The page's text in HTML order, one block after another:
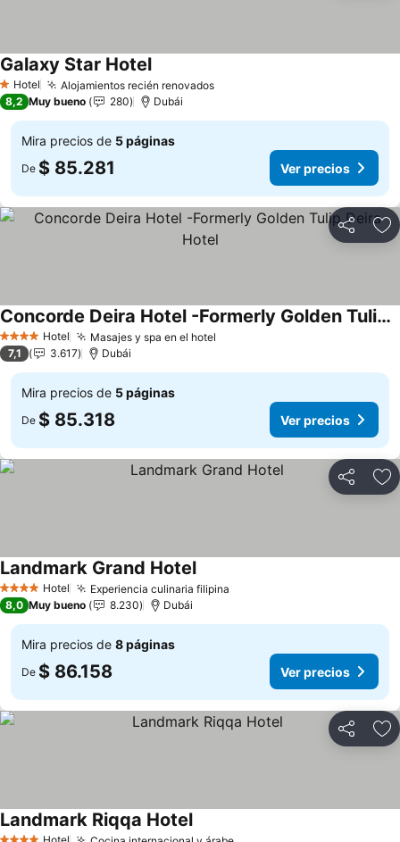
1 Estrellas
Hotel Alojamientos recién renovadosVer precios
Galaxy Star HotelVer precios
8,2 Muy bueno 280 Dubái
Mira precios de 5 páginas
De $ 85.281 Ver precios
Compartir
4 EstrellasHotel Masajes y spa en el hotel
Concorde Deira Hotel -Formerly Golden Tulip Deira Hotel
Ver precios
7,1 3.617 Dubái
Mira precios de 5 páginas
De $ 85.318 Ver precios
Compartir
4 EstrellasHotel Experiencia culinaria filipina
Landmark Grand HotelVer precios
8,0 Muy bueno 8.230 Dubái
Mira precios de 8 páginas
De $ 86.158 Ver precios
Compartir
Hotel
Landmark Riqqa HotelVer precios